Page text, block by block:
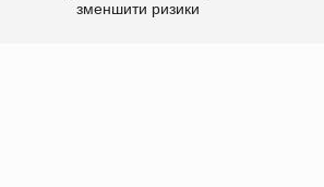
зменшити ризики